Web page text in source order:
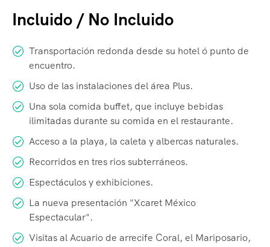
Incluido / No Incluido
Transportación redonda desde su hotel ó punto de
encuentro.
Uso de las instalaciones del área Plus.
Una sola comida buffet, que incluye bebidas
ilimitadas durante su comida en el restaurante.
Acceso a la playa, la caleta y albercas naturales.
Recorridos en tres rios subterráneos.
Espectáculos y exhibiciones.
La nueva presentación "Xcaret México
Espectacular".
Visitas al Acuario de arrecife Coral, el Mariposario,